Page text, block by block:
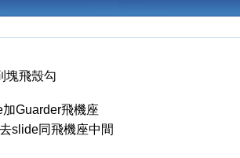
塊飛殼勾
Guarder飛機座
slide同飛機座中間